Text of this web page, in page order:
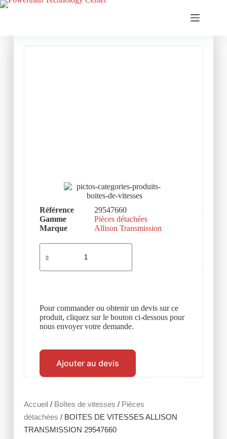
Accueil/ Boîtes de vitesses / Pièces
détachées / BOITES DE VITESSES ALLISON
TRANSMISSION 29547660
Référence
29547660
Gamme
Pièces détachées
Marque
Allison Transmission
Pour commander ou obtenir un devis sur ce
produit, cliquez sur le bouton ci-dessous pour
nous envoyer votre demande.
Ajouter au devis